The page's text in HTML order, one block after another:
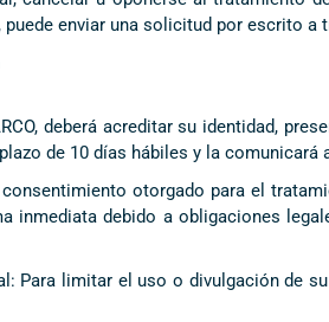
enviar una solicitud por escrito a
deberá acreditar su identidad,
de 10 días hábiles y la
otorgado para el
debido a obligaciones
Para limitar el uso o divulgación de